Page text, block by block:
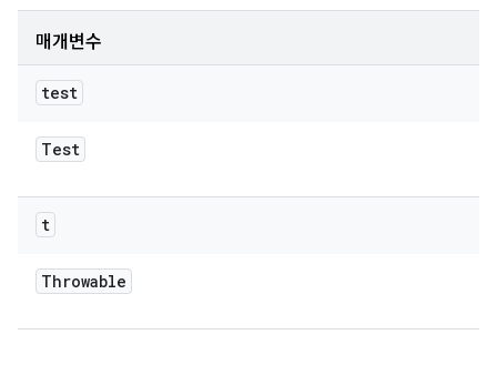
매개변수
test
Test
t
Throwable